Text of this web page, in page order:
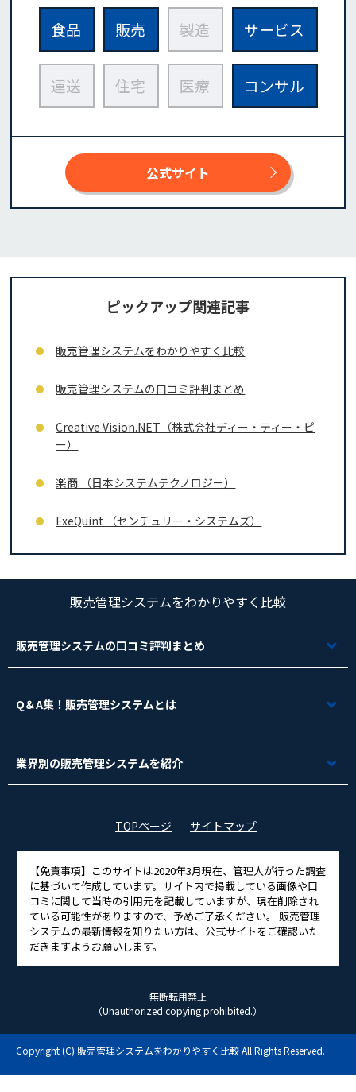
食品 販売 製造 サービス
運送 住宅 医療 コンサル
公式サイト
ピックアップ関連記事
販売管理システムをわかりやすく比較
販売管理システムの口コミ評判まとめ
Creative Vision.NET（株式会社ディー・ティー・ピ
ー）
楽商 （日本システムテクノロジー）
ExeQuint （センチュリー・システムズ）
販売管理システムをわかりやすく比較
販売管理システムの口コミ評判まとめ
Q＆A集！販売管理システムとは
業界別の販売管理システムを紹介
TOPページ サイトマップ
【免責事項】 このサイトは2020年3月現在、管理人が行った調査
に基づいて作成しています。サイト内で掲載している画像や口
コミに関して当時の引用元を記載していますが、現在削除され
ている可能性がありますので、予めご了承ください。 販売管理
システムの最新情報を知りたい方は、公式サイトをご確認いた
だきますようお願いします。
無断転用禁止
（Unauthorized copying prohibited.）
Copyright (C) 販売管理システムをわかりやすく比較All Rights Reserved.